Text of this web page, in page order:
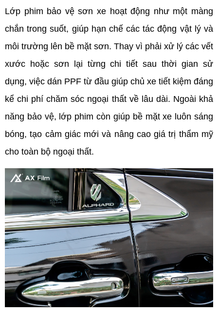
Lớp phim bảo vệ sơn xe hoạt động như một màng
chắn trong suốt, giúp hạn chế các tác động vật lý và
môi trường lên bề mặt sơn. Thay vì phải xử lý các vết
xước hoặc sơn lại từng chi tiết sau thời gian sử
dụng, việc dán PPF từ đầu giúp chủ xe tiết kiệm đáng
kể chi phí chăm sóc ngoại thất về lâu dài. Ngoài khả
năng bảo vệ, lớp phim còn giúp bề mặt xe luôn sáng
bóng, tạo cảm giác mới và nâng cao giá trị thẩm mỹ
cho toàn bộ ngoại thất.